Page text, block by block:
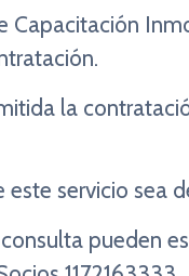
Capacitación
la
este servicio sea
pueden